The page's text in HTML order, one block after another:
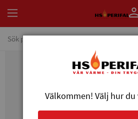
Välkommen! Välj hur